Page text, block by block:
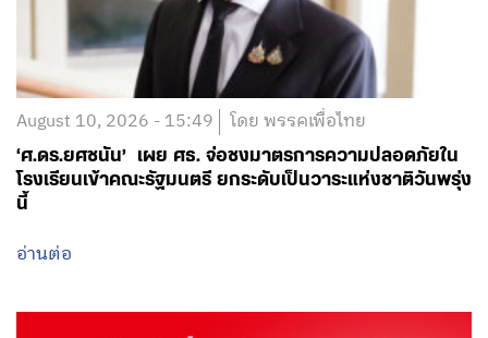
August 10, 2026 - 15:49 โดย พรรคเพื่อไทย
‘ศ.ดร.ยศชนัน’ เผย ศธ. จ่อชงมาตรการความปลอดภัยใน
โรงเรียนเข้าคณะรัฐมนตรี ยกระดับเป็นวาระแห่งชาติวันพรุ่ง
นี้
อ่านต่อ